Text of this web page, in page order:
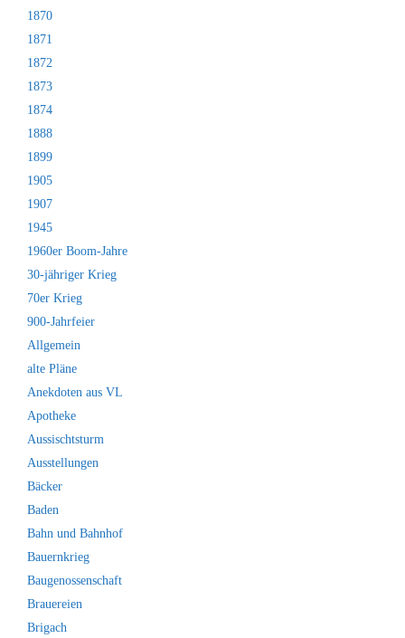
1870
1871
1872
1873
1874
1888
1899
1905
1907
1945
1960er Boom-Jahre
30-jähriger Krieg
70er Krieg
900-Jahrfeier
Allgemein
alte Pläne
Anekdoten aus VL
Apotheke
Aussischtsturm
Ausstellungen
Bäcker
Baden
Bahn und Bahnhof
Bauernkrieg
Baugenossenschaft
Brauereien
Brigach